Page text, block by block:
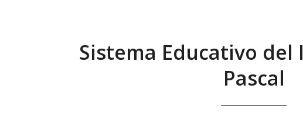
Sistema Educativo
Pascal